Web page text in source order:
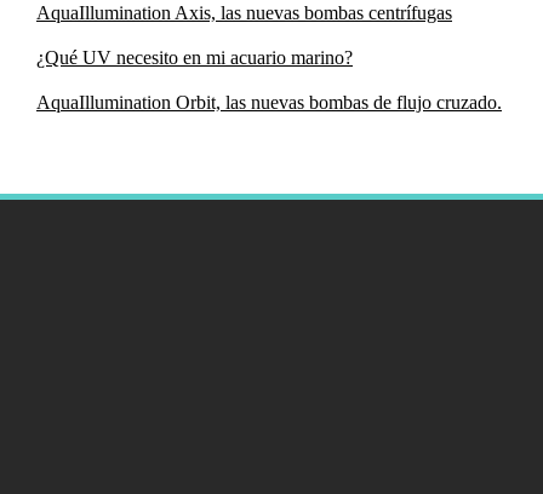
AquaIllumination Axis, las nuevas bombas centrífugas
¿Qué UV necesito en mi acuario marino?
AquaIllumination Orbit, las nuevas bombas de flujo cruzado.